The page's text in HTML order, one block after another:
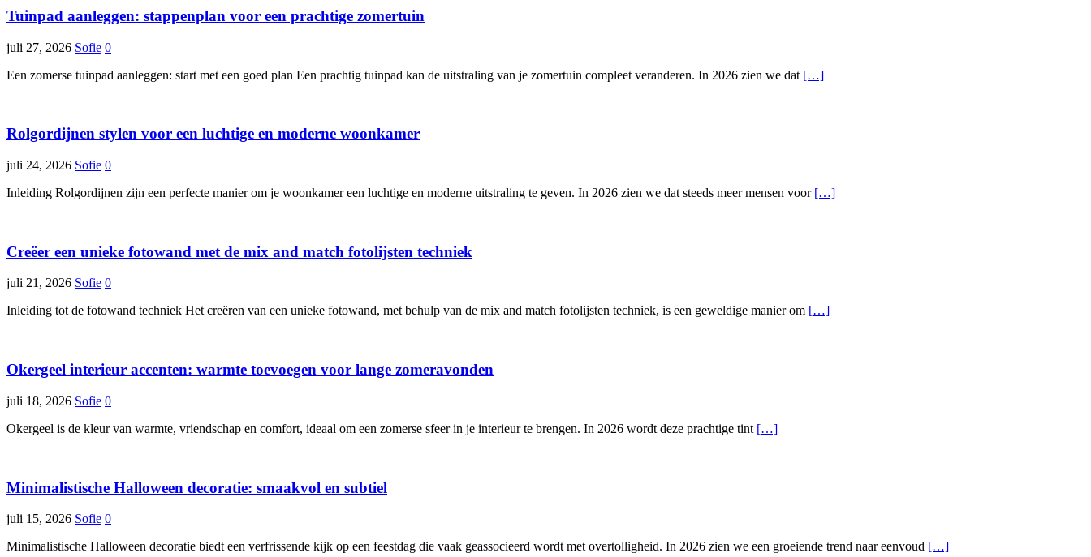
Tuinpad aanleggen: stappenplan voor een prachtige zomertuin
juli 27, 2026 Sofie 0
Een zomerse tuinpad aanleggen: start met een goed plan Een prachtig tuinpad kan de uitstraling van je zomertuin compleet veranderen. In 2026 zien we dat […]
Rolgordijnen stylen voor een luchtige en moderne woonkamer
juli 24, 2026 Sofie 0
Inleiding Rolgordijnen zijn een perfecte manier om je woonkamer een luchtige en moderne uitstraling te geven. In 2026 zien we dat steeds meer mensen voor […]
Creëer een unieke fotowand met de mix and match fotolijsten techniek
juli 21, 2026 Sofie 0
Inleiding tot de fotowand techniek Het creëren van een unieke fotowand, met behulp van de mix and match fotolijsten techniek, is een geweldige manier om […]
Okergeel interieur accenten: warmte toevoegen voor lange zomeravonden
juli 18, 2026 Sofie 0
Okergeel is de kleur van warmte, vriendschap en comfort, ideaal om een zomerse sfeer in je interieur te brengen. In 2026 wordt deze prachtige tint […]
Minimalistische Halloween decoratie: smaakvol en subtiel
juli 15, 2026 Sofie 0
Minimalistische Halloween decoratie biedt een verfrissende kijk op een feestdag die vaak geassocieerd wordt met overtolligheid. In 2026 zien we een groeiende trend naar eenvoud […]